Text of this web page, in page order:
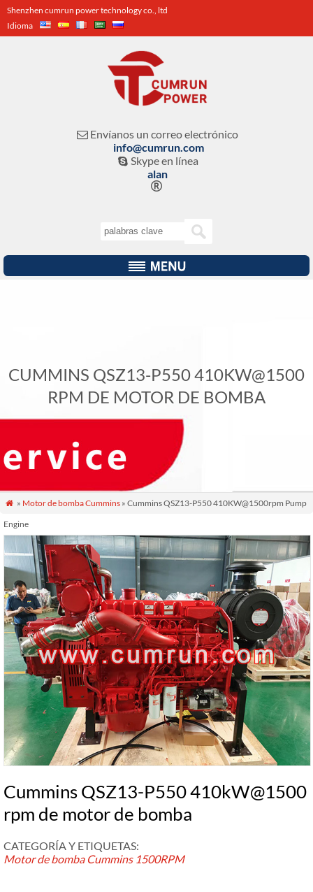
Shenzhen cumrun power technology co., ltd
Idioma
 Envíanos un correo electrónico
info@cumrun.com
 Skype en línea
alan

CUMMINS QSZ13-P550 410KW@1500
RPM DE MOTOR DE BOMBA
 » Motor de bomba Cummins » Cummins QSZ13-P550 410KW@1500rpm Pump
Engine
Cummins QSZ13-P550 410kW@1500
rpm de motor de bomba
CATEGORÍA Y ETIQUETAS:
Motor de bomba Cummins 1500RPM